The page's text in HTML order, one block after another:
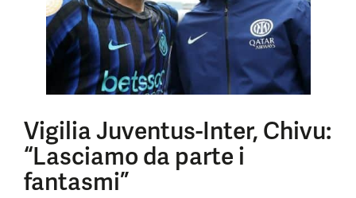
Vigilia Juventus-Inter, Chivu:
“Lasciamo da parte i
fantasmi”